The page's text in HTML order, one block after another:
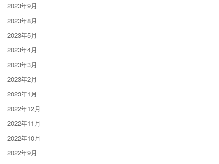
2023年9月
2023年8月
2023年5月
2023年4月
2023年3月
2023年2月
2023年1月
2022年12月
2022年11月
2022年10月
2022年9月